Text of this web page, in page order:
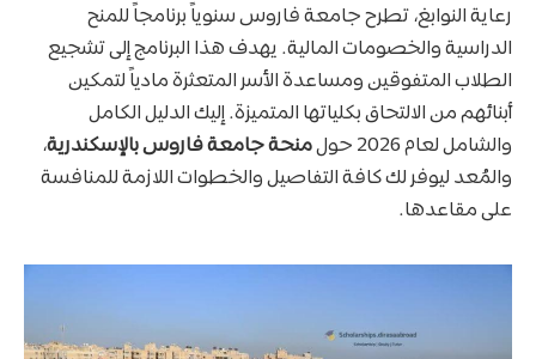
رعاية النوابغ، تطرح جامعة فاروس سنوياً برنامجاً للمنح
الدراسية والخصومات المالية. يهدف هذا البرنامج إلى تشجيع
الطلاب المتفوقين ومساعدة الأسر المتعثرة مادياً لتمكين
أبنائهم من الالتحاق بكلياتها المتميزة. إليك الدليل الكامل
والشامل لعام 2026 حول
منحة جامعة فاروس بالإسكندرية،
والمُعد ليوفر لك كافة التفاصيل والخطوات اللازمة للمنافسة
على مقاعدها.